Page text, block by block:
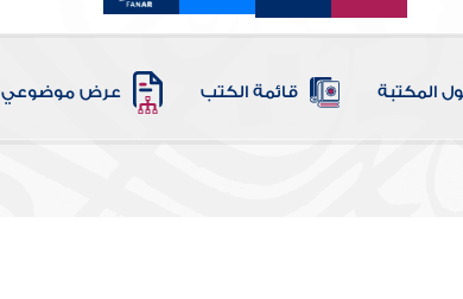
المكتبة قائمة الكتب عرض موضوعي